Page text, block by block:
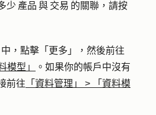
少 產品 與 交易 的關聯，請按
，點擊 「更多」
，然後前往
模型」
。如果你的帳戶中沒有
前往 「資料管理」 >
「資料模